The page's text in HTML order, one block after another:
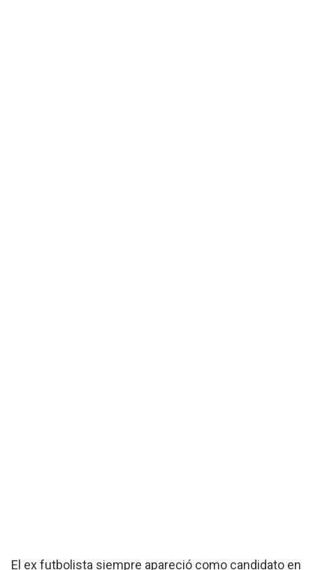
El ex futbolista siempre apareció como candidato en